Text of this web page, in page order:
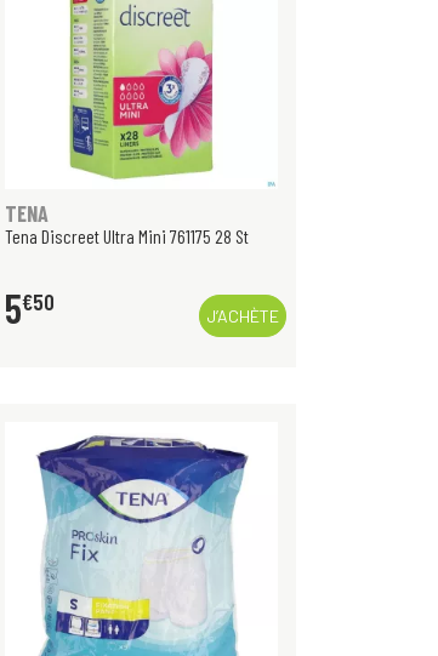
TENA
Tena Discreet Ultra Mini 761175 28 St
5€50
J’ACHÈTE